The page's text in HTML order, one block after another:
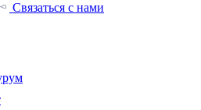
Связаться с нами